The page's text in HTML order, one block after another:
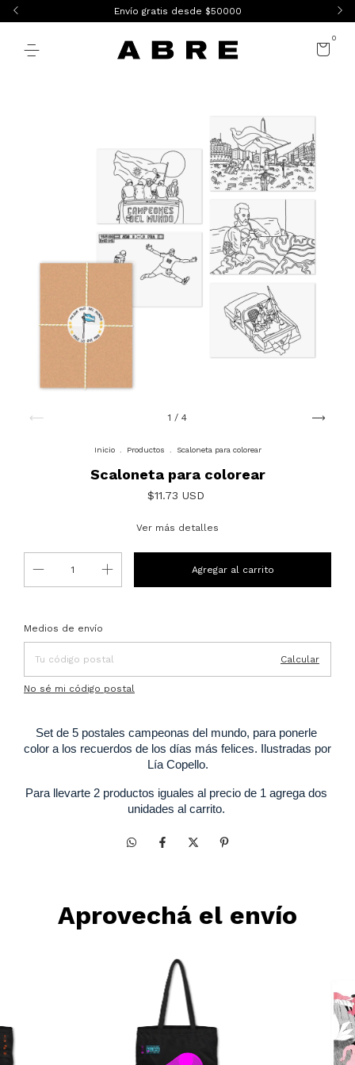
Envío gratis desde $50000
0
1 / 4
Inicio . Productos . Scaloneta para colorear
Scaloneta para colorear
$11.73 USD
Ver más detalles
Entregas para el CP:
Medios de envío
Calcular
No sé mi código postal
Set de 5 postales campeonas del mundo, para ponerle
color a los recuerdos de los días más felices. Ilustradas por
Lía Copello.
Para llevarte 2 productos iguales al precio de 1 agrega dos
unidades al carrito.
Aprovechá el envío